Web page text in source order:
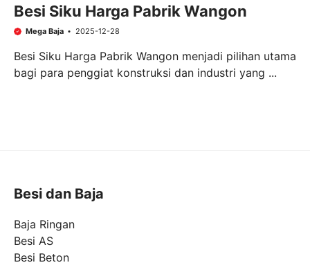
Besi Siku Harga Pabrik Wangon
Mega Baja 2025-12-28
Besi Siku Harga Pabrik Wangon menjadi pilihan utama
bagi para penggiat konstruksi dan industri yang ...
Besi dan Baja
Baja Ringan
Besi AS
Besi Beton